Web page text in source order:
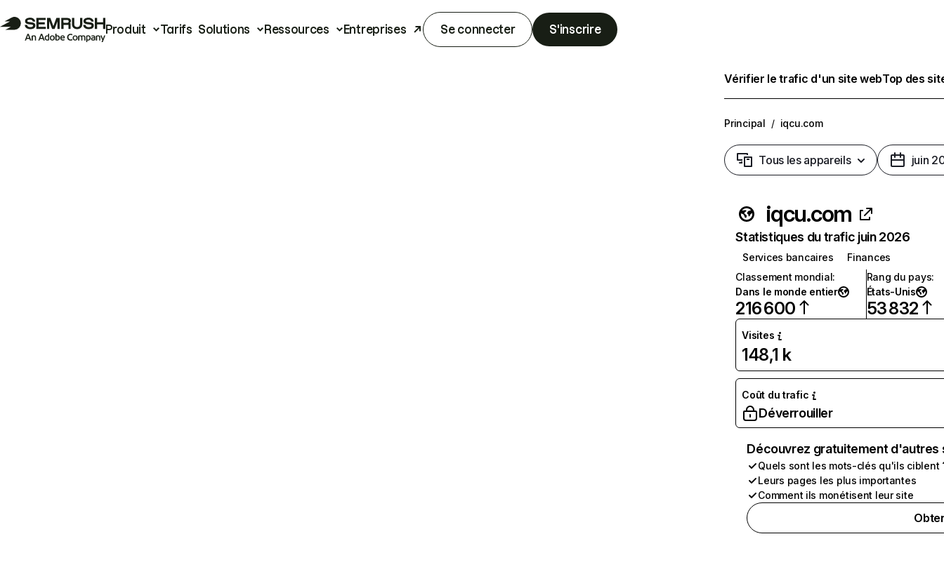
Produit Tarifs Solutions Ressources Entreprises Se connecter S'inscrire
Vérifier le trafic d'un site webTop des
Principal / iqcu.com
Tous les appareils juin
iqcu.com
Statistiques du trafic juin 2026
Services bancaires
Finances
Classement mondial:
Dans le monde entier
216 600
Rang du pays:
États-Unis
53 832
Visites
148,1 k
Coût du trafic
Déverrouiller
Découvrez gratuitement
Quels sont les mots-clés qu'ils ciblent
Leurs pages les plus importantes
Comment ils monétisent leur site